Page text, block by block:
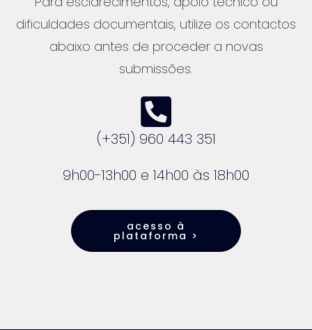
dificuldades documentais, utilize os contactos
abaixo antes de proceder a novas
submissões.
(+351) 960 443 351
9h00-13h00 e 14h00 às 18h00
acesso à
plataforma >